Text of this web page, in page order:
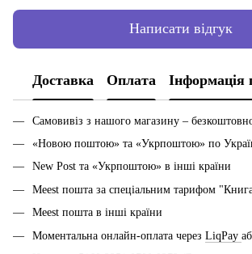
Написати відгук
Доставка Оплата Інформація
Самовивіз з нашого магазину –
«Новою поштою» та «Укрпоштою» по
New Post та «Укрпоштою» в інші країни
Meest пошта за спеціальним тарифом
Meest пошта в інші країни
Моментальна онлайн-оплата через LiqPay